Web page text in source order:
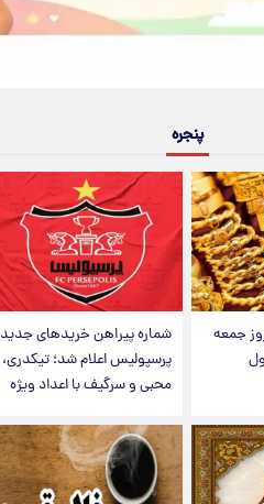
پنجره
جمعه
شماره پیراهن خریدهای جدید
پرسپولیس اعلام شد؛ تیکدری،
محبی و سرگیف با اعداد ویژه